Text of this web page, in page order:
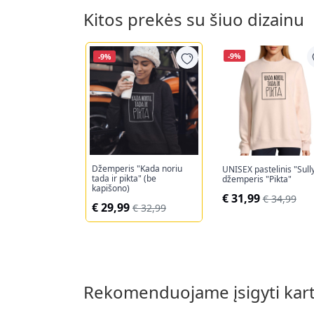
Kitos prekės su šiuo dizainu
-9%
Džemperis "Kada noriu
tada ir pikta" (be
kapišono)
€ 29,99 € 32,99
-9%
UNISEX pastelinis
džemperis "Pikta"
€ 31,99 € 34,99
Rekomenduojame įsigyti